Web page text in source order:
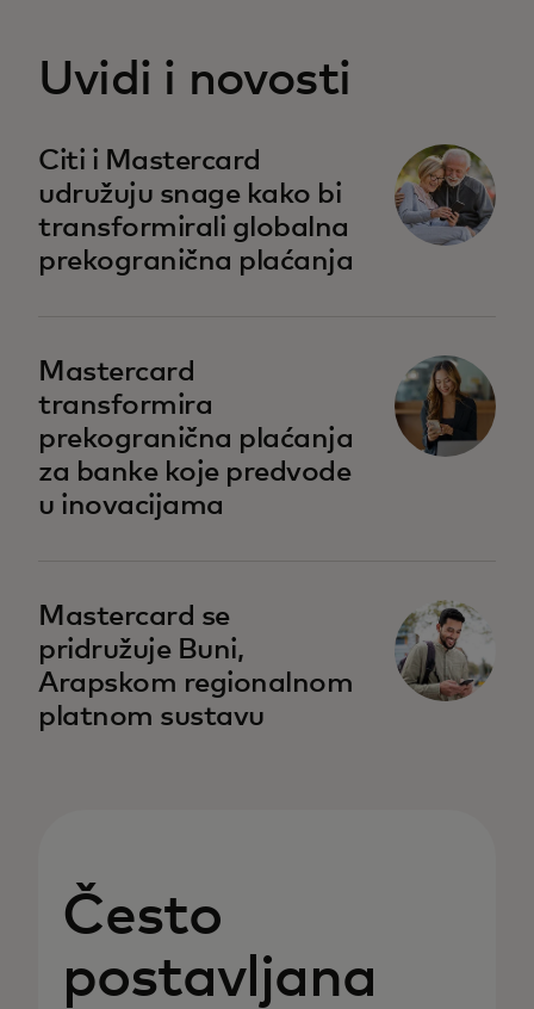
Uvidi i novosti
Citi i Mastercard
udružuju snage kako bi
transformirali globalna
prekogranična plaćanja
Mastercard
transformira
prekogranična plaćanja
za banke koje predvode
u inovacijama
Mastercard se
pridružuje Buni,
Arapskom regionalnom
platnom sustavu
Često
postavljana